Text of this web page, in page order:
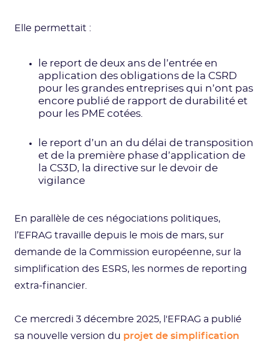
Elle permettait :
le report de deux ans de l’entrée en
application des obligations de la CSRD
pour les grandes entreprises qui n’ont pas
encore publié de rapport de durabilité et
pour les PME cotées.
le report d’un an du délai de transposition
et de la première phase d’application de
la CS3D, la directive sur le devoir de
vigilance
En parallèle de ces négociations politiques,
l’EFRAG travaille depuis le mois de mars, sur
demande de la Commission européenne, sur la
simplification des ESRS, les normes de reporting
extra-financier.
Ce mercredi 3 décembre 2025, l'EFRAG a publié
sa nouvelle version du projet de simplification